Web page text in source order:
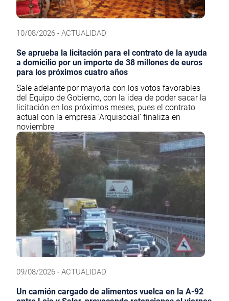
10/08/2026 - ACTUALIDAD
Se aprueba la licitación para el contrato de la ayuda
a domicilio por un importe de 38 millones de euros
para los próximos cuatro años
Sale adelante por mayoría con los votos favorables
del Equipo de Gobierno, con la idea de poder sacar la
licitación en los próximos meses, pues el contrato
actual con la empresa ‘Arquisocial’ finaliza en
noviembre
09/08/2026 - ACTUALIDAD
Un camión cargado de alimentos vuelca en la A-92